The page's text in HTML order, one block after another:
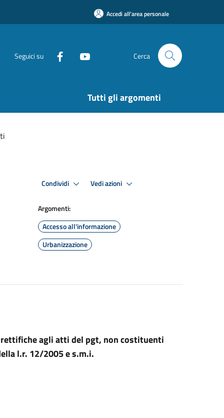
Accedi all'area personale
Seguici su Cerca
Tutti gli argomenti
Condividi Vedi azioni
Argomenti:
Accesso all'informazione
Urbanizzazione
agli atti del pgt, non costituenti
l.r. 12/2005 e s.m.i.